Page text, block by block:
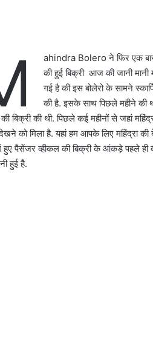
ahindra Bolero ने फिर एक बार
की हुई बिक्री आज की जानी
गई है की इस बोलेरो के सामने
की है. इसके साथ पिछले महीने
बिक्री की थी. पिछले कई महीनों से जहां
को मिला है. यहां हम आपके लिए महिंद्रा
हुए पैसेंजर व्हीकल की बिक्री के आंकड़े पहले ही
हुई है.